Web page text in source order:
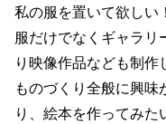
私の服を置いて欲しい
服だけでなくギャラリ
り映像作品なども制作
ものづくり全般に興
り、絵本を作ってみた